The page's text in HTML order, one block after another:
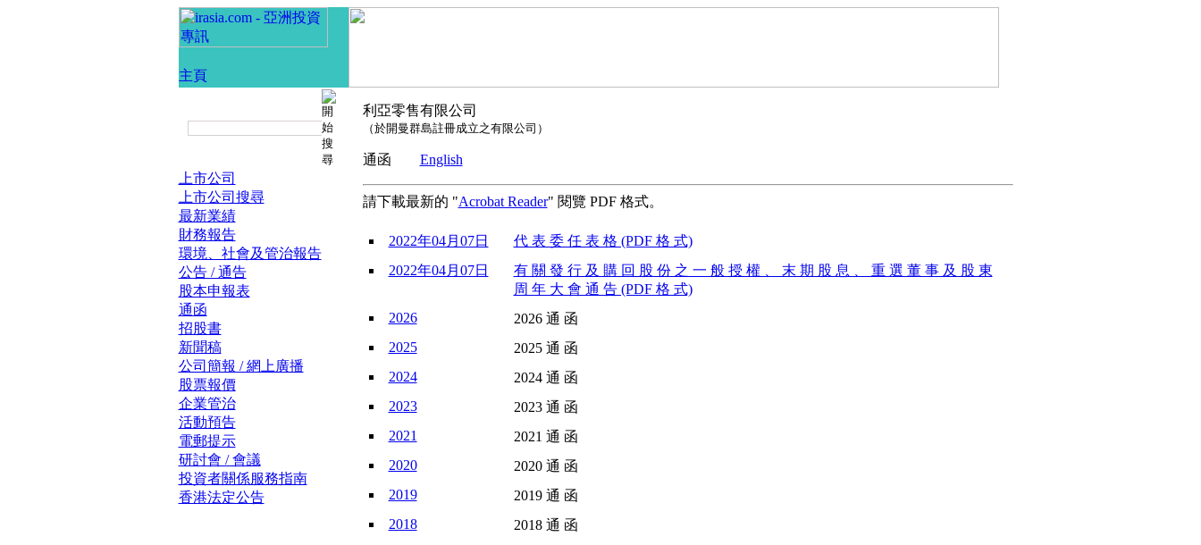
上市公司
上市公司搜尋
最新業績
財務報告
環境、社會及管治報告
公告 / 通告
股本申報表
通函
招股書
新聞稿
公司簡報 / 網上廣播
股票報價
企業管治
活動預告
電郵提示
研討會 / 會議
投資者關係服務指南
香港法定公告
利亞零售有限公司
（於開曼群島註冊成立之有限公司）
通函 English
請下載最新的 "Acrobat Reader" 閱覽 PDF 格式。
2022年04月07日
代 表 委 任 表 格 (PDF 格 式)
2022年04月07日
有 關 發 行 及 購 回 股 份 之 一 般 授 權 、 末 期 股 息 、 重 選 董 事 及 股 東
周 年 大 會 通 告 (PDF 格 式)
2026
2026 通 函
2025
2025 通 函
2024
2024 通 函
2023
2023 通 函
2021
2021 通 函
2020
2020 通 函
2019
2019 通 函
2018
2018 通 函